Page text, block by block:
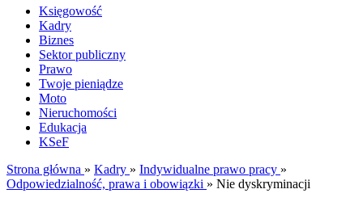
Księgowość
Kadry
Biznes
Sektor publiczny
Prawo
Twoje pieniądze
Moto
Nieruchomości
Edukacja
KSeF
Strona główna » Kadry » Indywidualne prawo pracy »
Odpowiedzialność, prawa i obowiązki » Nie dyskryminacji